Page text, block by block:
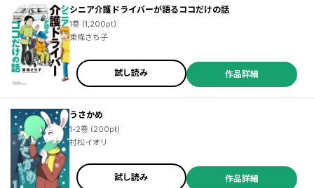
シニア介護ドライバーが語るココだけの話
1巻 (1,200pt)
東條さち子
試し読み 作品詳細
うさかめ
1-2巻 (200pt)
村松イオリ
試し読み 作品詳細